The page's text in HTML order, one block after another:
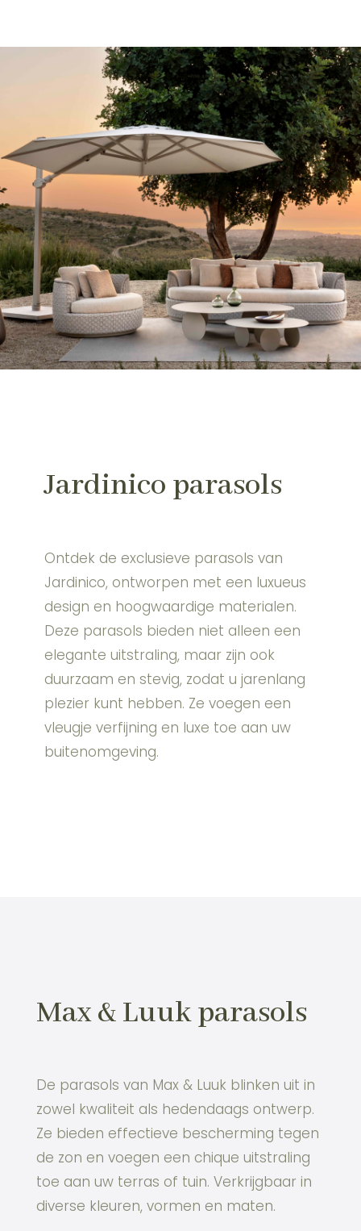
Jardinico parasols
Ontdek de exclusieve parasols van
Jardinico, ontworpen met een luxueus
design en hoogwaardige materialen.
Deze parasols bieden niet alleen een
elegante uitstraling, maar zijn ook
duurzaam en stevig, zodat u jarenlang
plezier kunt hebben. Ze voegen een
vleugje verfijning en luxe toe aan uw
buitenomgeving.
Max & Luuk parasols
De parasols van Max & Luuk blinken uit in
zowel kwaliteit als hedendaags ontwerp.
Ze bieden effectieve bescherming tegen
de zon en voegen een chique uitstraling
toe aan uw terras of tuin. Verkrijgbaar in
diverse kleuren, vormen en maten.